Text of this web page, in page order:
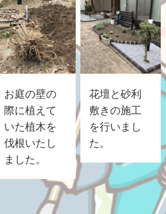
お庭の壁の
際に植えて
いた植木を
伐根いたし
ました。
花壇と砂利
敷きの施工
を行いまし
た。